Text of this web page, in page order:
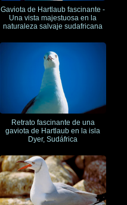
Gaviota de Hartlaub fascinante -
Una vista majestuosa en la
naturaleza salvaje sudafricana
Retrato fascinante de una
gaviota de Hartlaub en la isla
Dyer, Sudáfrica